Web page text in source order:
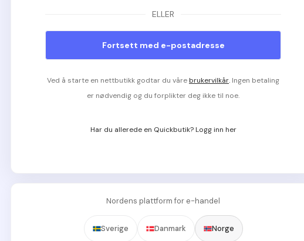
ELLER
Fortsett med e-postadresse
Ved å starte en nettbutikk godtar du vårebrukervilkår. Ingen betaling
er nødvendig og du forplikter deg ikke til noe.
Har du allerede en Quickbutik? Logg inn her
Nordens plattform for e-handel
Sverige Danmark Norge